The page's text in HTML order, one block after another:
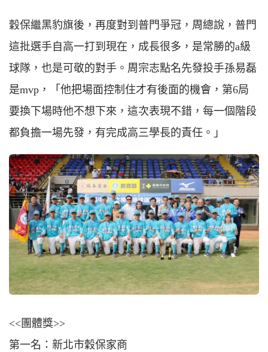
穀保繼黑豹旗後，再度對到普門爭冠，周總說，普門
這批選手自高一打到現在，成長很多，是常勝的a級
球隊，也是可敬的對手。周宗志點名先發投手孫易磊
是mvp，「他把場面控制住才有後面的機會，第6局
要換下場時他不想下來，這次表現不錯，每一個階段
都負擔一場先發，有完成高三學長的責任。」
<<團體獎>>
第一名：新北市穀保家商